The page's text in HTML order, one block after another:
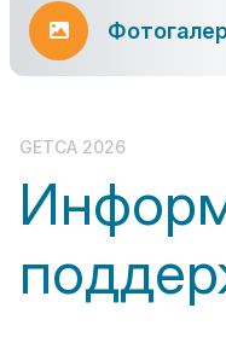
GETCA 2026